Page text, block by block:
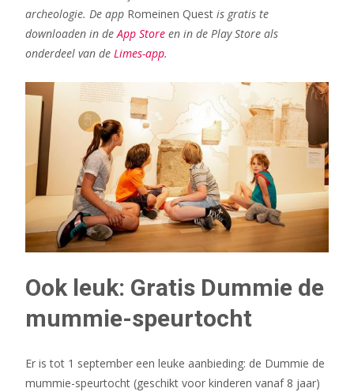
archeologie. De app Romeinen Quest is gratis te
downloaden in deApp Store en in de Play Store als
onderdeel van de Limes-app.
Ook leuk: Gratis Dummie de
mummie-speurtocht
Er is tot 1 september een leuke aanbieding: de Dummie de
mummie-speurtocht (geschikt voor kinderen vanaf 8 jaar)